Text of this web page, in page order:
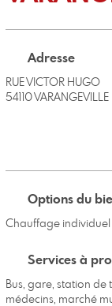
Adresse
RUE VICTOR HUGO
54110 VARANGEVILLE
Options du
Chauffage individuel
Services à
Bus, gare, station
médecins, marché